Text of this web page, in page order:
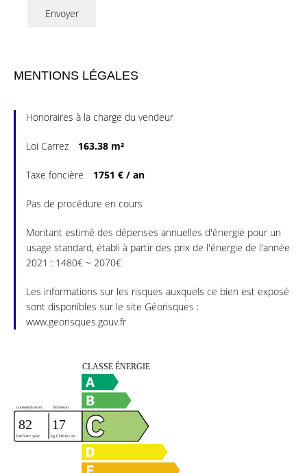
Envoyer
MENTIONS LÉGALES
Honoraires à la charge du vendeur
Loi Carrez 163.38 m²
Taxe foncière 1751 € / an
Pas de procédure en cours
Montant estimé des dépenses annuelles d'énergie pour un
usage standard, établi à partir des prix de l'énergie de l'année
2021 : 1480€ ~ 2070€
Les informations sur les risques auxquels ce bien est exposé
sont disponibles sur le site Géorisques :
www.georisques.gouv.fr